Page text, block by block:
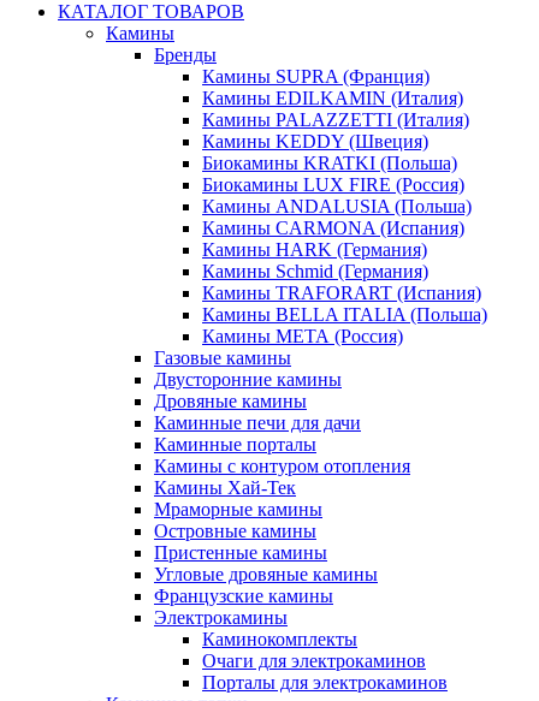
КАТАЛОГ ТОВАРОВ
Камины
Бренды
Камины SUPRA (Франция)
Камины EDILKAMIN (Италия)
Камины PALAZZETTI (Италия)
Камины KEDDY (Швеция)
Биокамины KRATKI (Польша)
Биокамины LUX FIRE (Россия)
Камины ANDALUSIA (Польша)
Камины CARMONA (Испания)
Камины HARK (Германия)
Камины Schmid (Германия)
Камины TRAFORART (Испания)
Камины BELLA ITALIA (Польша)
Камины МЕТА (Россия)
Газовые камины
Двусторонние камины
Дровяные камины
Каминные печи для дачи
Каминные порталы
Камины с контуром отопления
Камины Хай-Тек
Мраморные камины
Островные камины
Пристенные камины
Угловые дровяные камины
Французские камины
Электрокамины
Каминокомплекты
Очаги для электрокаминов
Порталы для электрокаминов